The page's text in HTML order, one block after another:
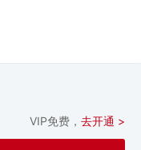
VIP免费， 去开通 >